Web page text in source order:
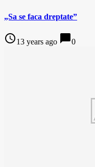
„Sa se faca dreptate”
access_time13 years ago chat_bubble0